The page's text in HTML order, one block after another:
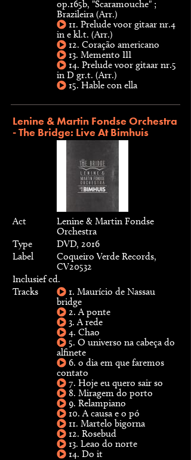
op.165b, "Scaramouche" ;
Brazileira (Arr.)
11. Prelude voor gitaar nr.4
in e kl.t. (Arr.)
12. Coração americano
13. Memento III
14. Prelude voor gitaar nr.5
in D gr.t. (Arr.)
15. Hable con ella
Lenine & Martin Fondse Orchestra
- The Bridge: Live At Bimhuis
Act
Lenine & Martin Fondse
Orchestra
Type
DVD, 2016
Label
Coqueiro Verde Records,
CV20532
Inclusief cd.
Tracks
1. Maurício de Nassau
bridge
2. A ponte
3. A rede
4. Chao
5. O universo na cabeça do
alfinete
6. o dia em que faremos
contato
7. Hoje eu quero sair so
8. Miragem do porto
9. Relampiano
10. A causa e o pó
11. Martelo bigorna
12. Rosebud
13. Leao do norte
14. Do it